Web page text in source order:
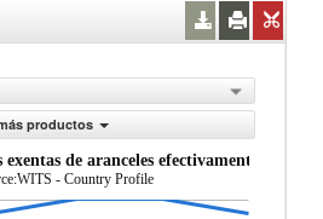
productos
de aranceles efectivamente
- Country Profile